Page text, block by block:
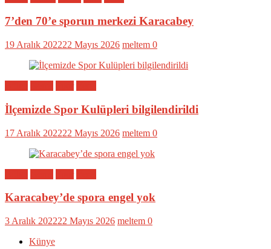
7’den 70’e sporun merkezi Karacabey
19 Aralık 202222 Mayıs 2026 meltem 0
İlçemizde Spor Kulüpleri bilgilendirildi
17 Aralık 202222 Mayıs 2026 meltem 0
Karacabey’de spora engel yok
3 Aralık 202222 Mayıs 2026 meltem 0
Künye